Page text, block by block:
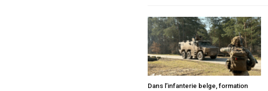
Dans l’infanterie belge, formation